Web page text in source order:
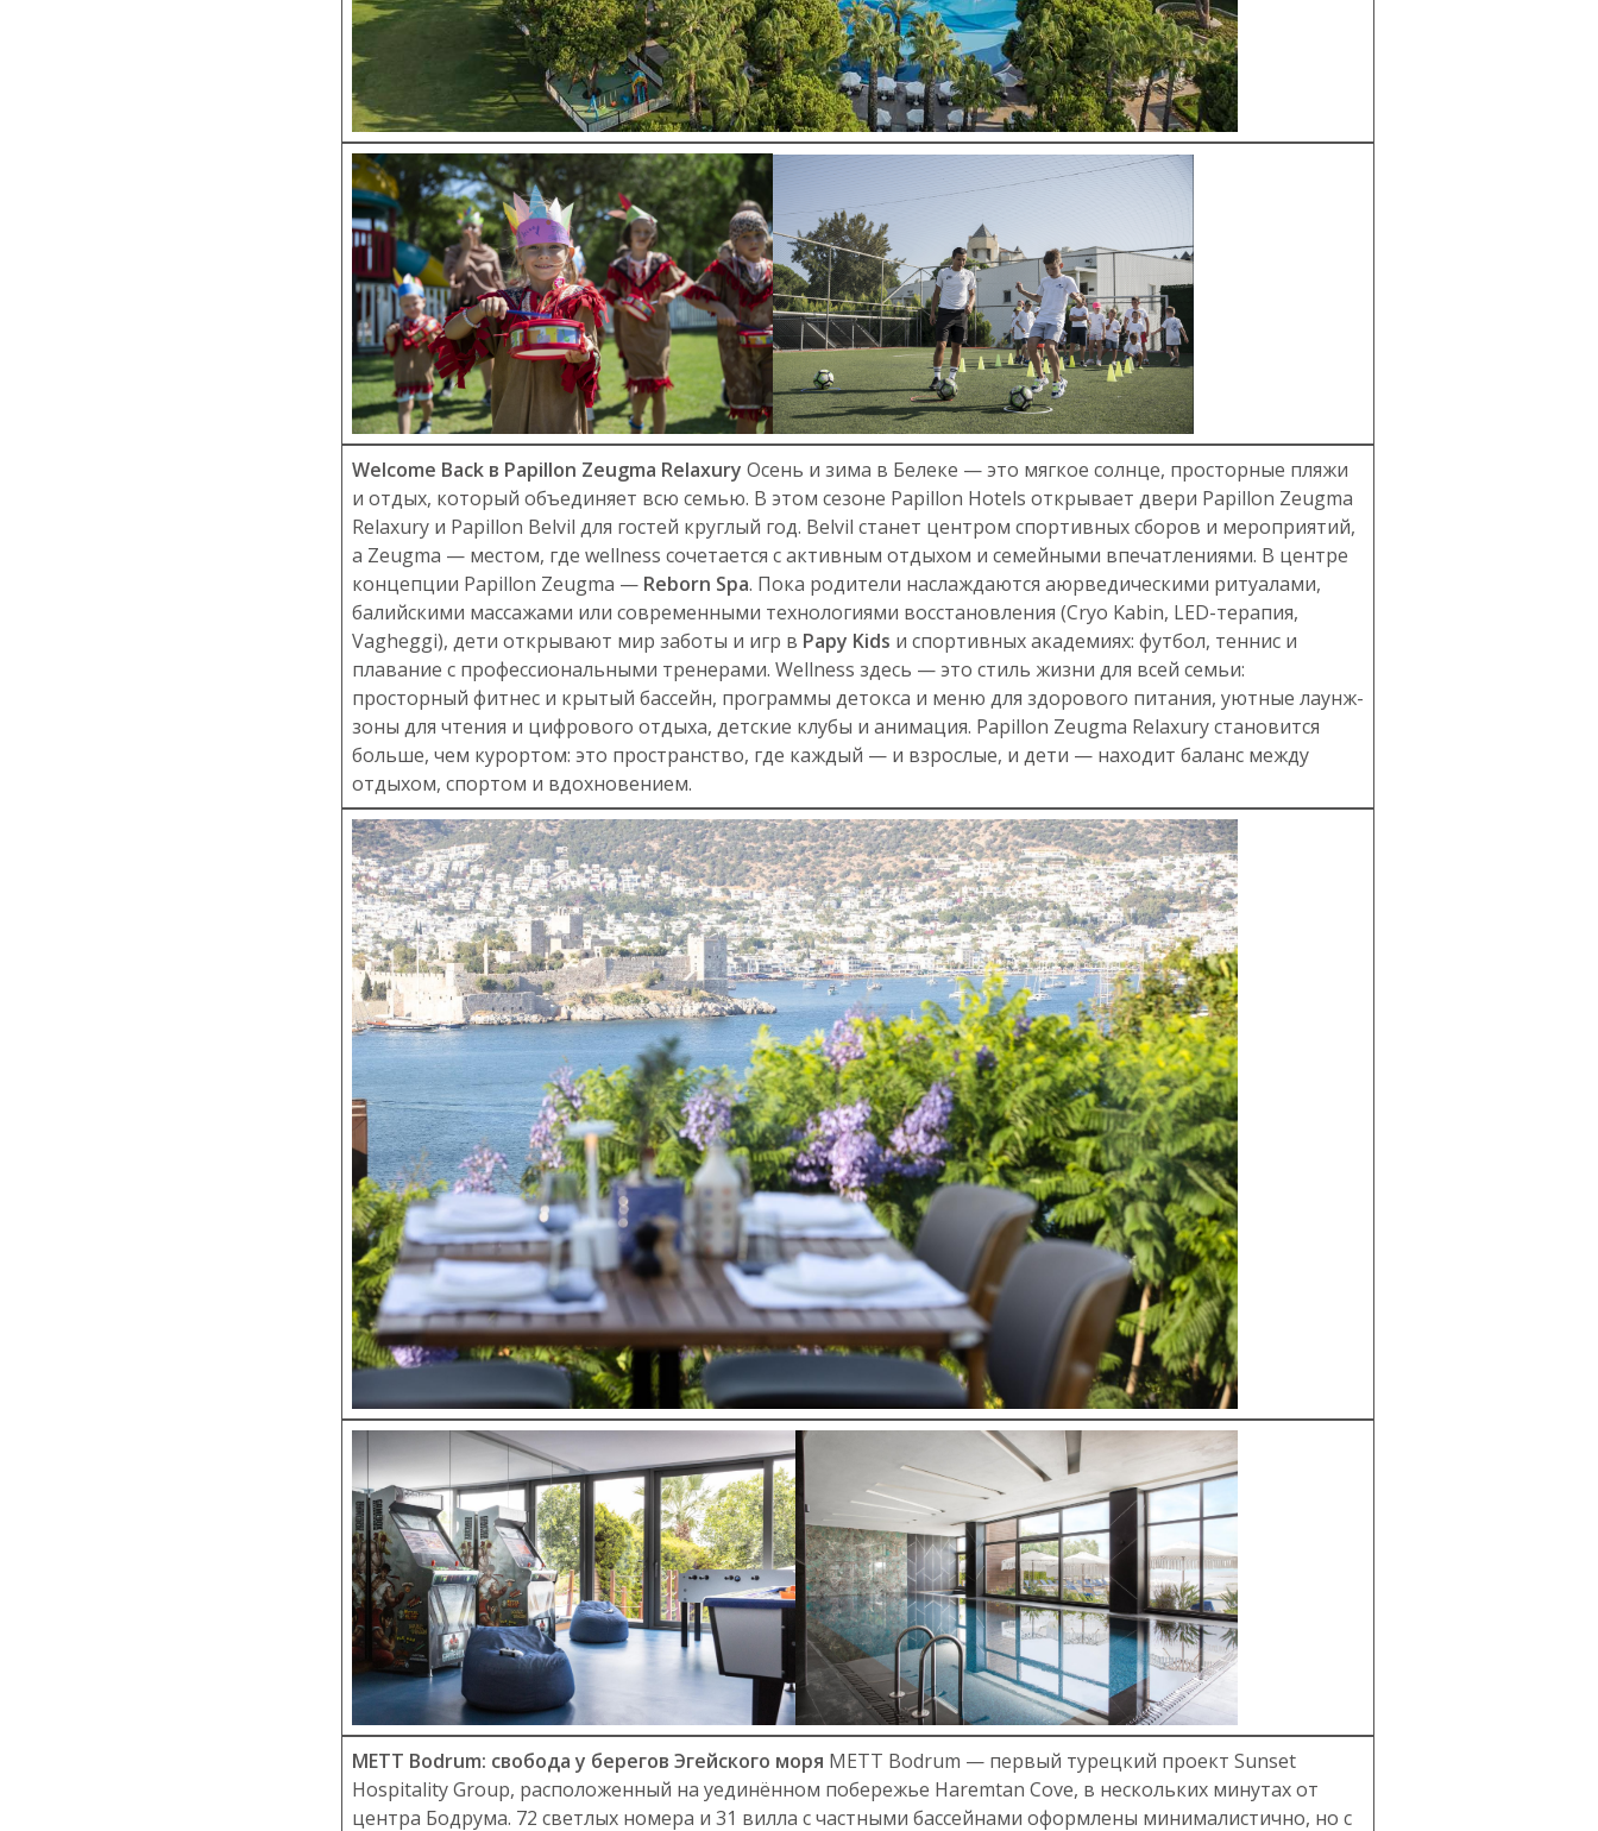
Welcome Back в Papillon Zeugma Relaxury Осень и зима в Белеке — это мягкое солнце, просторные пляжи
и отдых, который объединяет всю семью. В этом сезоне Papillon Hotels открывает двери Papillon Zeugma
Relaxury и Papillon Belvil для гостей круглый год. Belvil станет центром спортивных сборов и мероприятий,
а Zeugma — местом, где wellness сочетается с активным отдыхом и семейными впечатлениями. В центре
концепции Papillon Zeugma — Reborn Spa. Пока родители наслаждаются аюрведическими ритуалами,
балийскими массажами или современными технологиями восстановления (Cryo Kabin, LED-терапия,
Vagheggi), дети открывают мир заботы и игр в Papy Kids и спортивных академиях: футбол, теннис и
плавание с профессиональными тренерами. Wellness здесь — это стиль жизни для всей семьи:
просторный фитнес и крытый бассейн, программы детокса и меню для здорового питания, уютные лаунж-
зоны для чтения и цифрового отдыха, детские клубы и анимация. Papillon Zeugma Relaxury становится
больше, чем курортом: это пространство, где каждый — и взрослые, и дети — находит баланс между
отдыхом, спортом и вдохновением.
METT Bodrum: свобода у берегов Эгейского моря METT Bodrum — первый турецкий проект Sunset
Hospitality Group, расположенный на уединённом побережье Haremtan Cove, в нескольких минутах от
центра Бодрума. 72 светлых номера и 31 вилла с частными бассейнами оформлены минималистично, но с